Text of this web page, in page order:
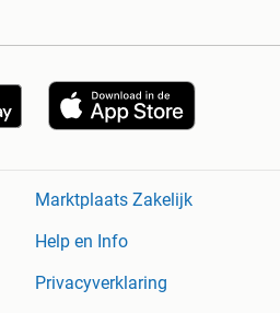
Marktplaats Zakelijk
Help en Info
Privacyverklaring